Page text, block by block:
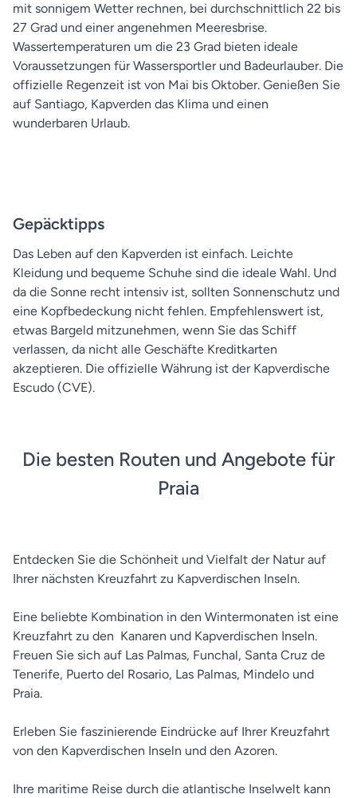
mit sonnigem Wetter rechnen, bei durchschnittlich 22 bis
27 Grad und einer angenehmen Meeresbrise.
Wassertemperaturen um die 23 Grad bieten ideale
Voraussetzungen für Wassersportler und Badeurlauber. Die
offizielle Regenzeit ist von Mai bis Oktober. Genießen Sie
auf Santiago, Kapverden das Klima und einen
wunderbaren Urlaub.
Gepäcktipps
Das Leben auf den Kapverden ist einfach. Leichte
Kleidung und bequeme Schuhe sind die ideale Wahl. Und
da die Sonne recht intensiv ist, sollten Sonnenschutz und
eine Kopfbedeckung nicht fehlen. Empfehlenswert ist,
etwas Bargeld mitzunehmen, wenn Sie das Schiff
verlassen, da nicht alle Geschäfte Kreditkarten
akzeptieren. Die offizielle Währung ist der Kapverdische
Escudo (CVE).
Die besten Routen und Angebote für
Praia
Entdecken Sie die Schönheit und Vielfalt der Natur auf
Ihrer nächsten Kreuzfahrt zu Kapverdischen Inseln.
Eine beliebte Kombination in den Wintermonaten ist eine
Kreuzfahrt zu den Kanaren und Kapverdischen Inseln.
Freuen Sie sich auf Las Palmas, Funchal, Santa Cruz de
Tenerife, Puerto del Rosario, Las Palmas, Mindelo und
Praia.
Erleben Sie faszinierende Eindrücke auf Ihrer Kreuzfahrt
von den Kapverdischen Inseln und den Azoren.
Ihre maritime Reise durch die atlantische Inselwelt kann